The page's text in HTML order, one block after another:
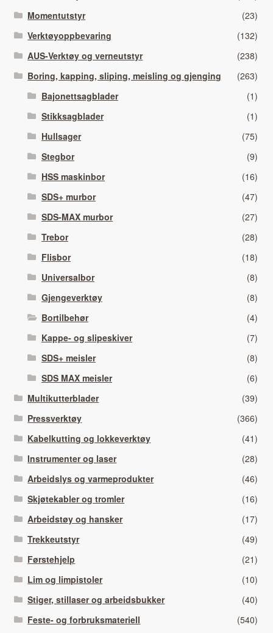
Momentutstyr
(23)
Verktøyoppbevaring
(132)
AUS-Verktøy og verneutstyr
(238)
Boring, kapping, sliping, meisling og gjenging
(263)
Bajonettsagblader
(1)
Stikksagblader
(1)
Hullsager
(75)
Stegbor
(9)
HSS maskinbor
(16)
SDS+ murbor
(47)
SDS-MAX murbor
(27)
Trebor
(28)
Flisbor
(18)
Universalbor
(8)
Gjengeverktøy
(8)
Bortilbehør
(4)
Kappe- og slipeskiver
(7)
SDS+ meisler
(8)
SDS MAX meisler
(6)
Multikutterblader
(39)
Pressverktøy
(366)
Kabelkutting og lokkeverktøy
(41)
Instrumenter og laser
(28)
Arbeidslys og varmeprodukter
(46)
Skjøtekabler og tromler
(16)
Arbeidstøy og hansker
(17)
Trekkeutstyr
(49)
Førstehjelp
(21)
Lim og limpistoler
(10)
Stiger, stillaser og arbeidsbukker
(40)
Feste- og forbruksmateriell
(540)